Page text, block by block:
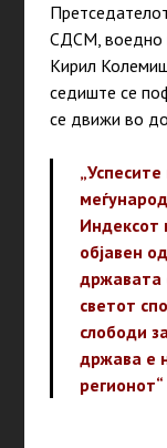
СДСМ, воедно
Кирил
седиште се
се движи во
Индексот
објавен
државата
светот
слободи
држава е